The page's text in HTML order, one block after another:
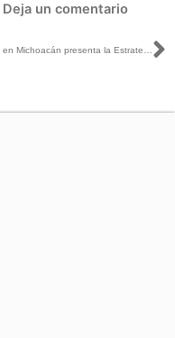
Deja un comentario
El INE en Michoacán presenta la Estrategia Nacional de Cultura Cívica (ENCÍVICA) 2024-2026